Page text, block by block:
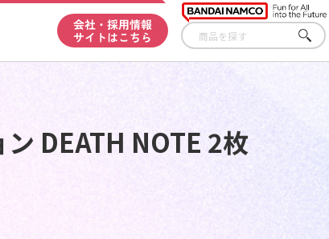
会社・採用情報
サイトはこちら
さが
す
DEATH NOTE 2枚